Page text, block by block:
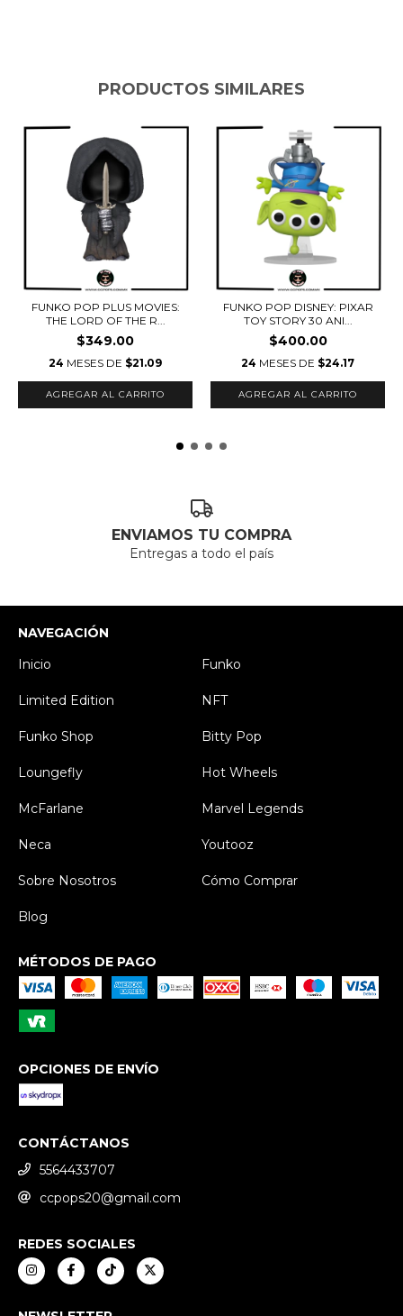
PRODUCTOS SIMILARES
FUNKO POP PLUS MOVIES:
THE LORD OF THE R...
$349.00
24 MESES DE $21.09
FUNKO POP DISNEY: PIXAR
TOY STORY 30 ANI...
$400.00
24 MESES DE $24.17
ENVIAMOS TU COMPRA
Entregas a todo el país
NAVEGACIÓN
Inicio
Funko
Limited Edition NFT
Funko Shop Bitty Pop
Loungefly Hot Wheels
McFarlane Marvel Legends
Neca Youtooz
Sobre Nosotros Cómo Comprar
Blog
MÉTODOS DE PAGO
OPCIONES DE ENVÍO
CONTÁCTANOS
5564433707
ccpops20@gmail.com
REDES SOCIALES